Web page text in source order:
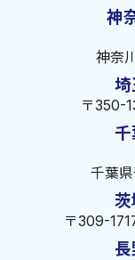
神
神奈
埼
〒350-
千
千葉
茨
〒309-